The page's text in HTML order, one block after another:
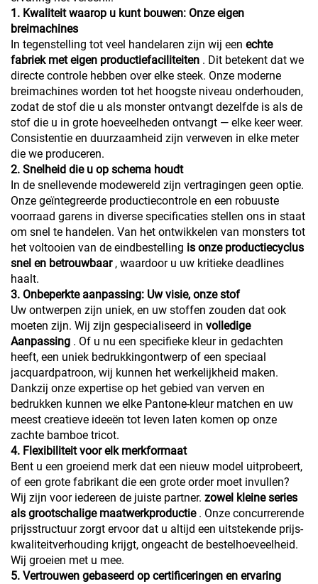
1. Kwaliteit waarop u kunt bouwen: Onze eigen
breimachines
In tegenstelling tot veel handelaren zijn wij een echte
fabriek met eigen productiefaciliteiten . Dit betekent dat we
directe controle hebben over elke steek. Onze moderne
breimachines worden tot het hoogste niveau onderhouden,
zodat de stof die u als monster ontvangt dezelfde is als de
stof die u in grote hoeveelheden ontvangt — elke keer weer.
Consistentie en duurzaamheid zijn verweven in elke meter
die we produceren.
2. Snelheid die u op schema houdt
In de snellevende modewereld zijn vertragingen geen optie.
Onze geïntegreerde productiecontrole en een robuuste
voorraad garens in diverse specificaties stellen ons in staat
om snel te handelen. Van het ontwikkelen van monsters tot
het voltooien van de eindbestelling is onze productiecyclus
snel en betrouwbaar , waardoor u uw kritieke deadlines
haalt.
3. Onbeperkte aanpassing: Uw visie, onze stof
Uw ontwerpen zijn uniek, en uw stoffen zouden dat ook
moeten zijn. Wij zijn gespecialiseerd in volledige
Aanpassing . Of u nu een specifieke kleur in gedachten
heeft, een uniek bedrukkingontwerp of een speciaal
jacquardpatroon, wij kunnen het werkelijkheid maken.
Dankzij onze expertise op het gebied van verven en
bedrukken kunnen we elke Pantone-kleur matchen en uw
meest creatieve ideeën tot leven laten komen op onze
zachte bamboe tricot.
4. Flexibiliteit voor elk merkformaat
Bent u een groeiend merk dat een nieuw model uitprobeert,
of een grote fabrikant die een grote order moet invullen?
Wij zijn voor iedereen de juiste partner. zowel kleine series
als grootschalige maatwerkproductie . Onze concurrerende
prijsstructuur zorgt ervoor dat u altijd een uitstekende prijs-
kwaliteitverhouding krijgt, ongeacht de bestelhoeveelheid.
Wij groeien met u mee.
5. Vertrouwen gebaseerd op certificeringen en ervaring